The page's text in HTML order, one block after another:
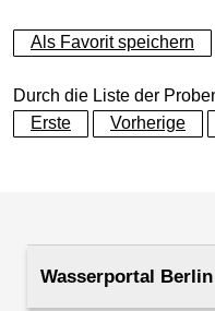
Betreiber
Ausprägung
Hochwert (UTM 33 N)
Anionen und
Metalle und
+
−
Als Favorit speichern
Durch die Liste der
Erste
Vorherige
Wasserportal Berlin